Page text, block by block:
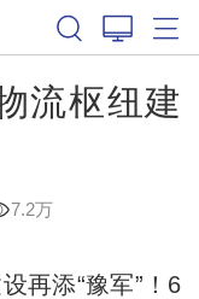
流枢纽建
7.2万
添“豫军”！6